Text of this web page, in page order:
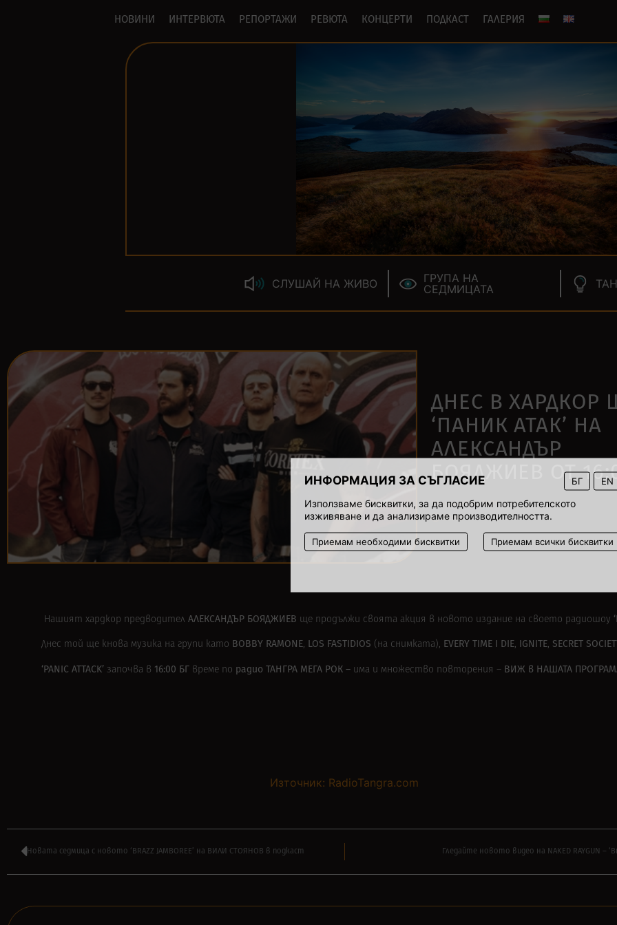
ИНФОРМАЦИЯ ЗА СЪГЛАСИЕ БГ EN
Използваме бисквитки, за да подобрим потребителското
изживяване и да анализираме производителността.
Приемам необходими бисквитки Приемам всички бисквитки
НОВИНИ ИНТЕРВЮТА РЕПОРТАЖИ РЕВЮТА КОНЦЕРТИ ПОДКАСТ ГАЛЕРИЯ
СЛУШАЙ НА ЖИВО
ГРУПА НА
СЕДМИЦАТА
ДНЕС В ХАРДКОР
‘ПАНИК АТАК’ НА
АЛЕКСАНДЪР
БОЯДЖИЕВ ОТ
23 ноември 2021
00:00
Нашият хардкор предводител АЛЕКСАНДЪР БОЯДЖИЕВ ще продължи своята акция в новото издание на своето радиошоу
Днес той ще kнова музика на групи като BOBBY RAMONE, LOS FASTIDIOS (на снимката), EVERY TIME I DIE, IGNITE, SECRET
‘PANIC ATTACK’ започва в 16:00 БГ време по радио ТАНГРА МЕГА РОК – има и множество повторения – ВИЖ в НАШАТА
Източник: RadioTangra.com
Новата седмица с новото ‘BRAZZ JAMBOREE’ на ВИЛИ СТОЯНОВ в подкаст Гледайте новото видео на NAKED RAYGUN –